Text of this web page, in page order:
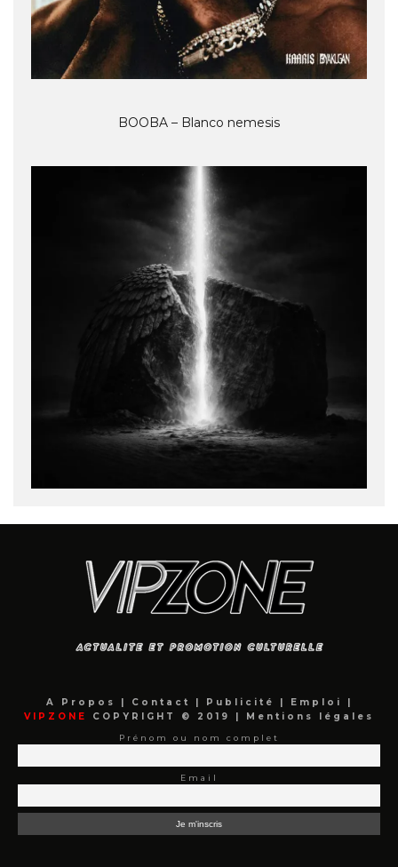
BOOBA – Blanco nemesis
A Propos | Contact | Publicité | Emploi
|
VIPZONE
COPYRIGHT © 2019 | Mentions légales
Prénom ou nom complet
Email